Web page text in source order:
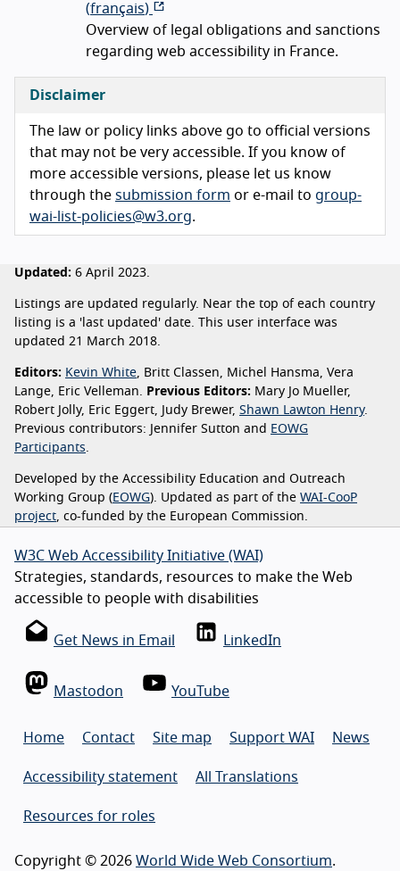
(français)
Overview of legal obligations and sanctions
regarding web accessibility in France.
Disclaimer
The law or policy links above go to official versions
that may not be very accessible. If you know of
more accessible versions, please let us know
through the submission form or e-mail to group-
wai-list-policies@w3.org.
Updated: 6 April 2023.
Listings are updated regularly. Near the top of each country
listing is a 'last updated' date. This user interface was
updated 21 March 2018.
Editors: Kevin White , Britt Classen, Michel Hansma, Vera
Lange, Eric Velleman.
Previous Editors: Mary Jo Mueller,
Robert Jolly, Eric Eggert, Judy Brewer, Shawn Lawton Henry.
Previous contributors: Jennifer Sutton and EOWG
Participants
Developed by the Accessibility Education and Outreach
Working Group (EOWG). Updated as part of the WAI-CooP
project , co-funded by the European Commission.
W3C Web Accessibility Initiative (WAI)
Strategies, standards, resources to make the Web
accessible to people with disabilities
Get News in Email LinkedIn
Mastodon YouTube
Home Contact Site map Support WAI News
Accessibility statement All Translations
Resources for roles
Copyright © 2026 World Wide Web Consortium.